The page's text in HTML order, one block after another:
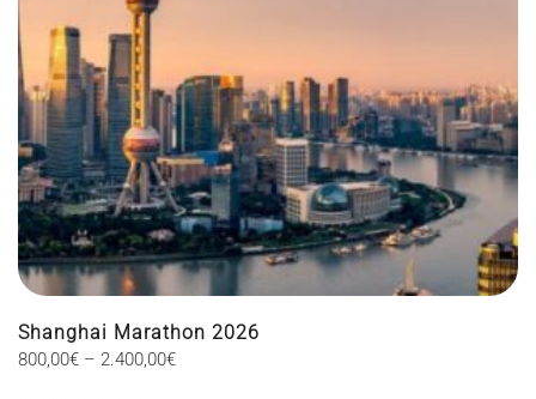
Shanghai Marathon 2026
800,00€ – 2.400,00€Price